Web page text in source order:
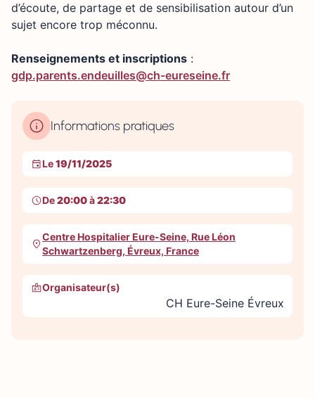
d’écoute, de partage et de sensibilisation autour d’un
sujet encore trop méconnu.
Renseignements et inscriptions :
gdp.parents.endeuilles@ch-eureseine.fr
Informations pratiques
Le19/11/2025
De20:00à22:30
Centre Hospitalier Eure-Seine, Rue Léon
Schwartzenberg, Évreux, France
Organisateur(s)
CH Eure-Seine Évreux